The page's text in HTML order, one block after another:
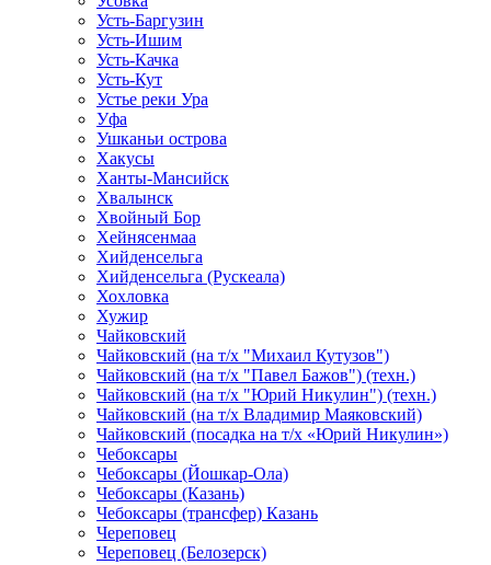
Усть-Баргузин
Усть-Ишим
Усть-Качка
Усть-Кут
Устье реки Ура
Уфа
Ушканьи острова
Хакусы
Ханты-Мансийск
Хвалынск
Хвойный Бор
Хейнясенмаа
Хийденсельга
Хийденсельга (Рускеала)
Хохловка
Хужир
Чайковский
Чайковский (на т/х "Михаил Кутузов")
Чайковский (на т/х "Павел Бажов") (техн.)
Чайковский (на т/х "Юрий Никулин") (техн.)
Чайковский (на т/х Владимир Маяковский)
Чайковский (посадка на т/х «Юрий Никулин»)
Чебоксары
Чебоксары (Йошкар-Ола)
Чебоксары (Казань)
Чебоксары (трансфер) Казань
Череповец
Череповец (Белозерск)